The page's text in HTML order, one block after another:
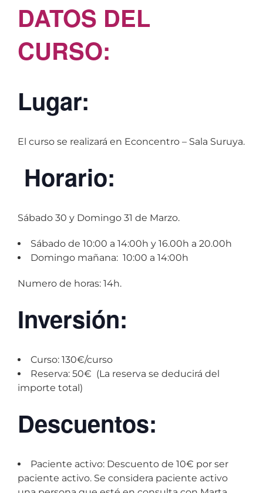
DATOS DEL
CURSO:
Lugar:
El curso se realizará en Econcentro – Sala Suruya.
Horario:
Sábado 30 y Domingo 31 de Marzo.
Sábado de 10:00 a 14:00h y 16.00h a 20.00h
Domingo mañana: 10:00 a 14:00h
Numero de horas: 14h.
Inversión:
Curso: 130€/curso
Reserva: 50€ (La reserva se deducirá del
importe total)
Descuentos:
Paciente activo: Descuento de 10€ por ser
paciente activo. Se considera paciente activo